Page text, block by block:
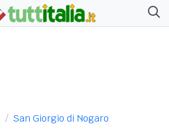
San Giorgio di Nogaro